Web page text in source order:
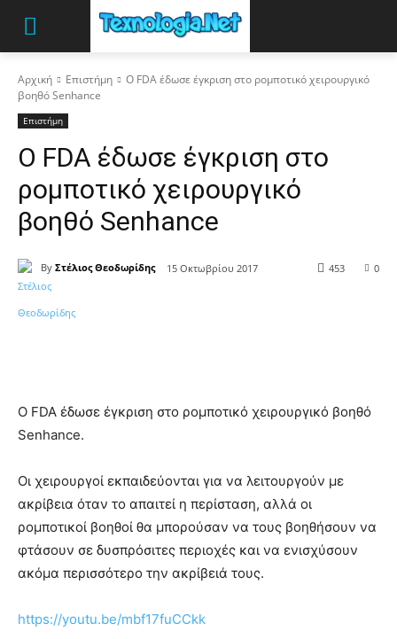
Αρχική Επιστήμη
Ο FDA έδωσε έγκριση στο ρομποτικό χειρουργικό
βοηθό Senhance
Επιστήμη
Ο FDA έδωσε έγκριση στο
ρομποτικό χειρουργικό
βοηθό Senhance
By Στέλιος Θεοδωρίδης 15 Οκτωβρίου 2017 0
453
Ο FDA έδωσε έγκριση στο ρομποτικό χειρουργικό βοηθό
Senhance.
Οι χειρουργοί εκπαιδεύονται για να λειτουργούν με
ακρίβεια όταν το απαιτεί η περίσταση, αλλά οι
ρομποτικοί βοηθοί θα μπορούσαν να τους βοηθήσουν να
φτάσουν σε δυσπρόσιτες περιοχές και να ενισχύσουν
ακόμα περισσότερο την ακρίβειά τους.
https://youtu.be/mbf17fuCCkk